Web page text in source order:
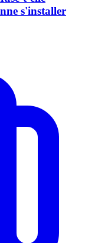
s'installer